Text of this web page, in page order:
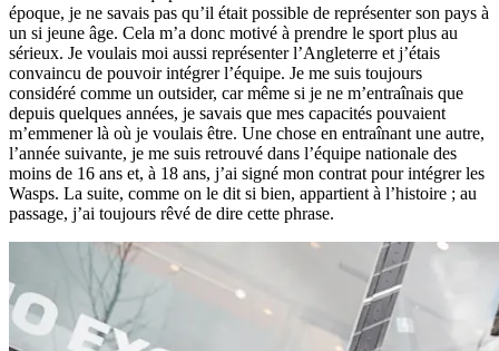
époque, je ne savais pas qu’il était possible de représenter son pays à
un si jeune âge. Cela m’a donc motivé à prendre le sport plus au
sérieux. Je voulais moi aussi représenter l’Angleterre et j’étais
convaincu de pouvoir intégrer l’équipe. Je me suis toujours
considéré comme un outsider, car même si je ne m’entraînais que
depuis quelques années, je savais que mes capacités pouvaient
m’emmener là où je voulais être. Une chose en entraînant une autre,
l’année suivante, je me suis retrouvé dans l’équipe nationale des
moins de 16 ans et, à 18 ans, j’ai signé mon contrat pour intégrer les
Wasps. La suite, comme on le dit si bien, appartient à l’histoire ; au
passage, j’ai toujours rêvé de dire cette phrase.